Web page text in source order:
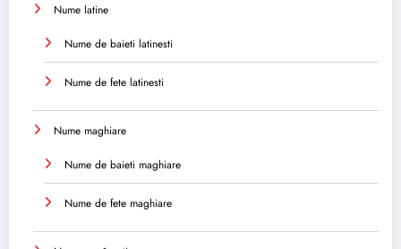
Nume latine
Nume de baieti latinesti
Nume de fete latinesti
Nume maghiare
Nume de baieti maghiare
Nume de fete maghiare